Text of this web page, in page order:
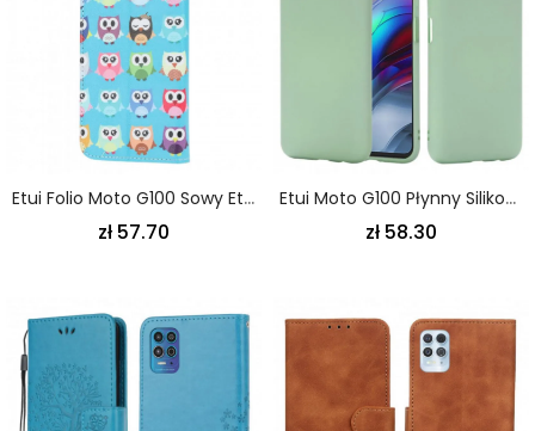
Etui Folio Moto G100 Sowy Etui Ochronne
zł 57.70
Etui Moto G100 Płynny Silikon Ze Smyczą
zł 58.30